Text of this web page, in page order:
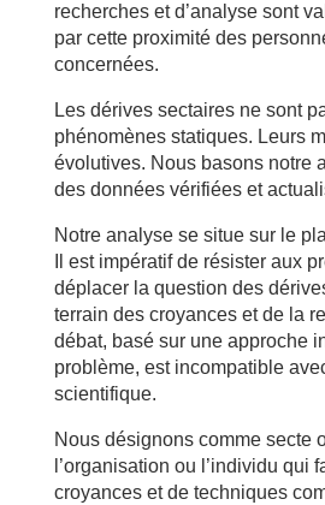
recherches et d’analyse sont
par cette proximité des
concernées.
Les dérives sectaires ne sont
phénomènes statiques. Leurs
évolutives. Nous basons notre
des données vérifiées et
Notre analyse se situe sur le
Il est impératif de résister aux
déplacer la question des
terrain des croyances et de la
débat, basé sur une approche
problème, est incompatible
scientifique.
Nous désignons comme secte
l’organisation ou l’individu qui
croyances et de techniques